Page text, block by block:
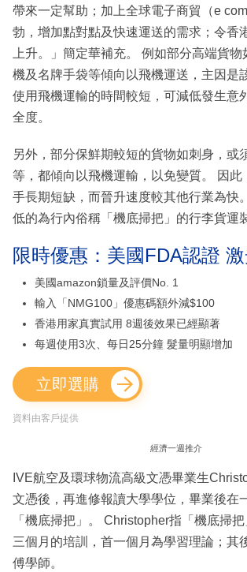
帶來一定幫助；加上全球電子商貿（e
勃，增加點對點及快速運送的需求；令香
上升。」簡定華補充。 例如部分高端貨
機及名牌手袋等傾向以飛機運送，主因是
使用飛機運輸的時間較短，可減低發生意
全度。
另外，部分保鮮期較短的貨物如刺身，或
等，都傾向以飛機運輸，以免變質。 因此
手長期短缺，而晉升速度較其他行業為快
低的為行內俗稱「機底掃把」的行李貨運
限時優惠：美國FDA認證
美國amazon鎖量及評價No. 1
輸入「NMG100」優惠碼額外減$100
香港用家真實試用 8週後效果已經顯著
每週使用3次、每日25分鐘 髮量明顯增加
立即選購
資料由客戶提供
經濟一週推介
IVE航空及環球物流高級文憑畢業生
文憑後，再進修報讀大學學位，畢業後在
「機底掃把」。 Christopher指「機底掃
三個月的培訓，首一個月為學習理論；其
傅學師。